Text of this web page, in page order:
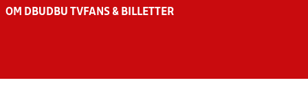
OM DBU DBU TV FANS & BILLETTER